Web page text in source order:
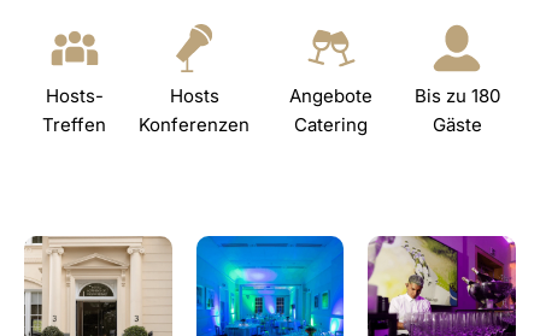
Hosts-
Treffen
Hosts
Konferenzen
Angebote
Catering
Bis zu 180
Gäste